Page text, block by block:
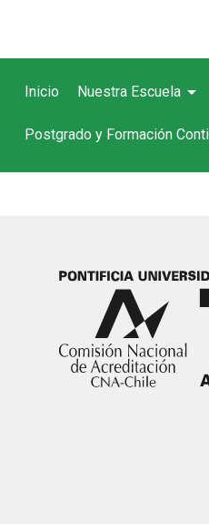
Inicio Nuestra Escuela arrow_drop_down
Postgrado y Formación